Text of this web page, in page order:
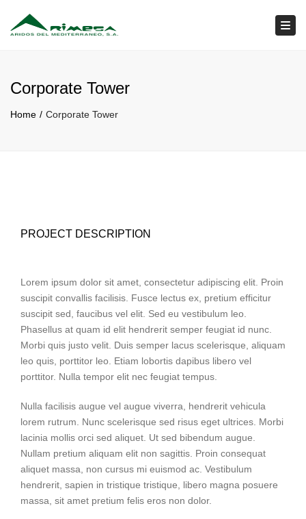
Corporate Tower
Home Corporate Tower
PROJECT DESCRIPTION
Lorem ipsum dolor sit amet, consectetur adipiscing elit. Proin
suscipit convallis facilisis. Fusce lectus ex, pretium efficitur
suscipit sed, faucibus vel elit. Sed eu vestibulum leo.
Phasellus at quam id elit hendrerit semper feugiat id nunc.
Morbi quis justo velit. Duis semper lacus scelerisque, aliquam
leo quis, porttitor leo. Etiam lobortis dapibus libero vel
porttitor. Nulla tempor elit nec feugiat tempus.
Nulla facilisis augue vel augue viverra, hendrerit vehicula
lorem rutrum. Nunc scelerisque sed risus eget ultrices. Morbi
lacinia mollis orci sed aliquet. Ut sed bibendum augue.
Nullam pretium aliquam elit non sagittis. Proin consequat
aliquet massa, non cursus mi euismod ac. Vestibulum
hendrerit, sapien in tristique tristique, libero magna posuere
massa, sit amet pretium felis eros non dolor.